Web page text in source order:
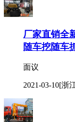
厂家直销全
随车挖随车
面议
2021-03-10[浙